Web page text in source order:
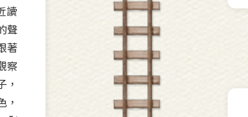
讀
聲
著
察
，
，